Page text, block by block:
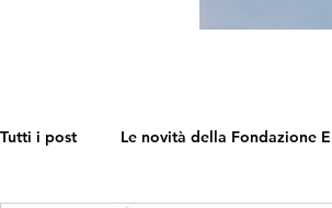
Tutti i post Le novità della Fondazione